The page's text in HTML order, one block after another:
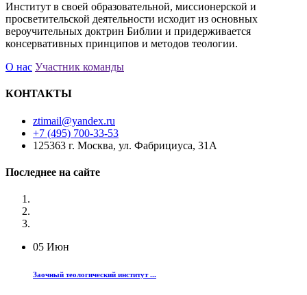
Институт в своей образовательной, миссионерской и
просветительской деятельности исходит из основных
вероучительных доктрин Библии и придерживается
консервативных принципов и методов теологии.
О нас Участник команды
КОНТАКТЫ
ztimail@yandex.ru
+7 (495) 700-33-53
125363 г. Москва, ул. Фабрициуса, 31А
Последнее на сайте
05 Июн
Заочный теологический институт ...